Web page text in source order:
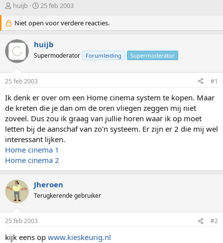
O
d
e
r
w
e
p
s
t
a
r
t
e
r
huijb
S
a
r
d
a
m
25 feb 2003
Niet open voor verdere reacties.
huijb
Supermoderator Forumleiding Supermoderator
25 feb 2003 #1
Ik denk er over om een Home cinema system te kopen. Maar
de kreten die je dan om de oren vliegen zeggen mij niet
zoveel. Dus zou ik graag van jullie horen waar ik op moet
letten bij de aanschaf van zo'n systeem. Er zijn er 2 die mij wel
interessant lijken.
Home cinema 1
Home cinema 2
Jheroen
Terugkerende gebruiker
25 feb 2003 #2
kijk eens op www.kieskeurig.nl